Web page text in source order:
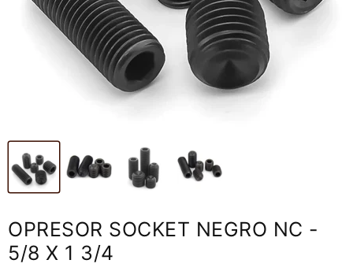
OPRESOR SOCKET NEGRO NC -
5/8 X 1 3/4